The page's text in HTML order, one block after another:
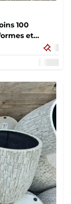
100
et